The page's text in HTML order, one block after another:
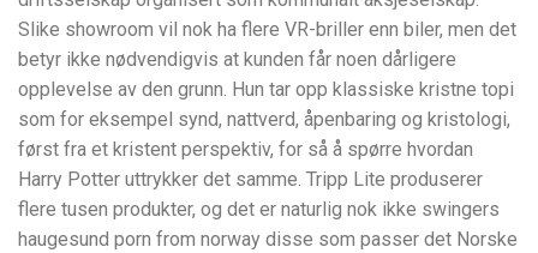
Slike showroom vil nok ha flere VR-briller enn biler, men det
betyr ikke nødvendigvis at kunden får noen dårligere
opplevelse av den grunn. Hun tar opp klassiske kristne topi
som for eksempel synd, nattverd, åpenbaring og kristologi,
først fra et kristent perspektiv, for så å spørre hvordan
Harry Potter uttrykker det samme. Tripp Lite produserer
flere tusen produkter, og det er naturlig nok ikke swingers
haugesund porn from norway disse som passer det Norske